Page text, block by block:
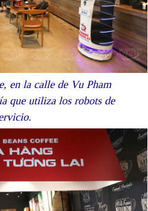
en la calle de Vu Pham
que utiliza los robots de